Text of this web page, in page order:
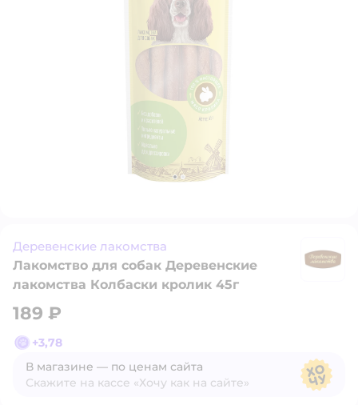
Деревенские лакомства
Лакомство для собак Деревенские
лакомства Колбаски кролик 45г
189 ₽
+3,78
В магазине — по ценам сайта
Скажите на кассе «Хочу как на сайте»